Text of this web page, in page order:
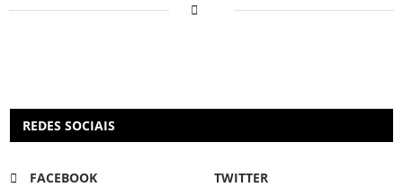
REDES SOCIAIS
FACEBOOK
TWITTER